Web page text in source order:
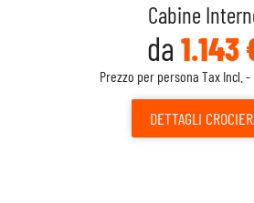
Cabine
da 1.143
Prezzo per persona Tax Incl. -
DETTAGLI